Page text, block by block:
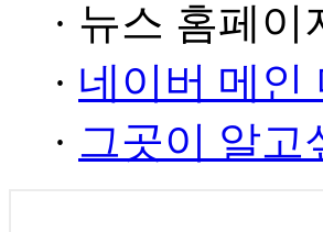
· 뉴스 홈페이
· 네이버 메
· 그곳이 알